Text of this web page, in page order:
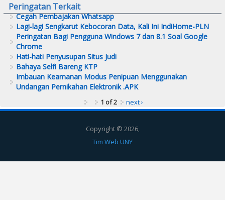
Peringatan Terkait
Cegah Pembajakan Whatsapp
Lagi-lagi Sengkarut Kebocoran Data, Kali Ini IndiHome-PLN
Peringatan Bagi Pengguna Windows 7 dan 8.1 Soal Google
Chrome
Hati-hati Penyusupan Situs Judi
Bahaya Selfi Bareng KTP
Imbauan Keamanan Modus Penipuan Menggunakan
Undangan Pernikahan Elektronik .APK
1 of 2 next ›
Copyright © 2026,
Tim Web UNY